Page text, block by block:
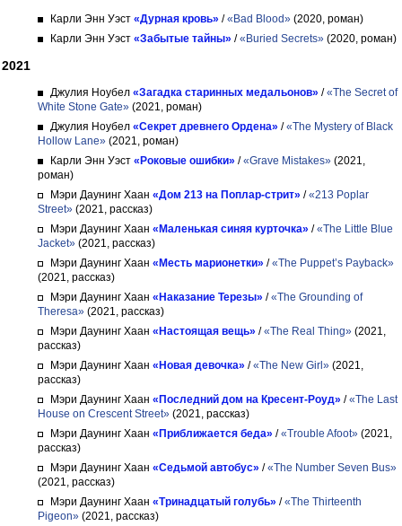
Карли Энн Уэст «Дурная кровь» /«Bad Blood» (2020, роман)
Карли Энн Уэст «Забытые тайны» /«Buried Secrets» (2020, роман)
2021
Джулия Ноубел «Загадка старинных медальонов» /«The Secret of
White Stone Gate» (2021, роман)
Джулия Ноубел «Секрет древнего Ордена» /«The Mystery of Black
Hollow Lane» (2021, роман)
Карли Энн Уэст «Роковые ошибки» /«Grave Mistakes» (2021,
роман)
Мэри Даунинг Хаан «Дом 213 на Поплар-стрит» /«213 Poplar
Street» (2021, рассказ)
Мэри Даунинг Хаан «Маленькая синяя курточка» /«The Little Blue
Jacket» (2021, рассказ)
Мэри Даунинг Хаан «Месть марионетки» /«The Puppet’s Payback»
(2021, рассказ)
Мэри Даунинг Хаан «Наказание Терезы» /«The Grounding of
Theresa» (2021, рассказ)
Мэри Даунинг Хаан «Настоящая вещь» /«The Real Thing» (2021,
рассказ)
Мэри Даунинг Хаан «Новая девочка» /«The New Girl» (2021,
рассказ)
Мэри Даунинг Хаан «Последний дом на Кресент-Роуд» /«The Last
House on Crescent Street» (2021, рассказ)
Мэри Даунинг Хаан «Приближается беда» /«Trouble Afoot» (2021,
рассказ)
Мэри Даунинг Хаан «Седьмой автобус» /«The Number Seven Bus»
(2021, рассказ)
Мэри Даунинг Хаан «Тринадцатый голубь» /«The Thirteenth
Pigeon» (2021, рассказ)